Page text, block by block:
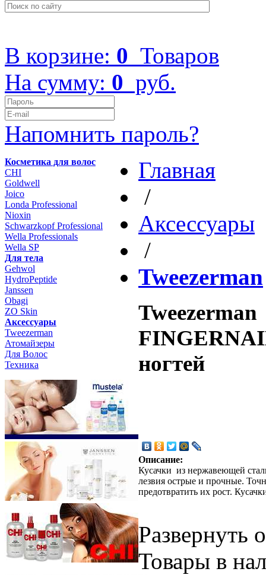
В корзине: 0 Товаров
На сумму: 0 руб.
Напомнить пароль?
Косметика для волос
CHI
Goldwell
Joico
Londa Professional
Nioxin
Schwarzkopf Professional
Wella Professionals
Wella SP
Для тела
Gehwol
HydroPeptide
Janssen
Obagi
ZO Skin
Aксессуары
Tweezerman
Атомайзеры
Для Волос
Техника
Главная
/
Aксессуары
/
Tweezerman
ногтей
Описание:
Кусачки из нержавеющей
лезвия острые и прочные.
предотвратить их рост.
Развернуть
Товары в